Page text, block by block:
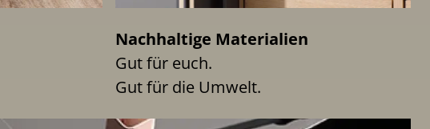
Nachhaltige Materialien
Gut für euch.
Gut für die Umwelt.